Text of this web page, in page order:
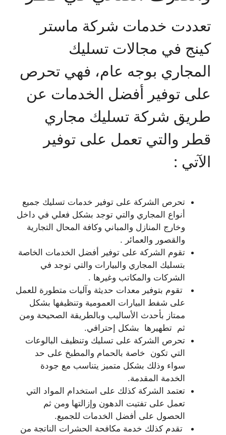
تعددت خدمات شركة ماستر
كينج في مجالات تسليك
المجاري بوجه عام، فهي تحرص
على توفير أفضل الخدمات عن
طريق شركة تسليك مجاري
قطر والتي تعمل على توفير
الآتي :
تحرص الشركة على توفير خدمات تسليك جميع
أنواع المجاري والتي توجد بشكل فعلي في داخل
وخارج المنازل والمباني وكافة المحال التجارية
والقصور والعمائر .
تقوم الشركة على توفير أفضل الخدمات الخاصة
بتسليك المجاري والبيارات والتي توجد في
الشركات والمكاتب وغيرها .
تقوم بتوفير معدات حديثة وآليات متطورة للعمل
على شفط البيارات العمومية وتنظيفها بشكل
ممتاز بأحدث الأساليب وبالطريقة الصحيحة ومن
ثم تطهيرها بشكل إحترافي.
تحرص الشركة على تسليك وتنظيف البالوعات
التي تكون خاصة بالحمام والمطبخ على حد
سواء وذلك بشكل متميز يتناسب مع جودة
الخدمة المقدمة.
تعتمد الشركة كذلك على استخدام المواد التي
تعمل على تفتيت الدهون وإزالتها ومن ثم
الحصول على أفضل الخدمات للجميع.
تقدم كذلك خدمة مكافحة الحشرات الناتجة من